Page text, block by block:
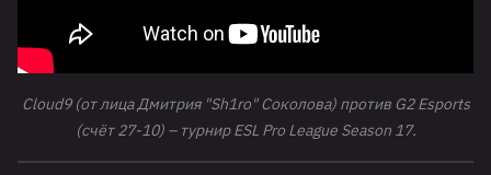
Cloud9 (от лица Дмитрия "Sh1ro" Соколова) против G2 Esports
(счёт 27-10) – турнир ESL Pro League Season 17.